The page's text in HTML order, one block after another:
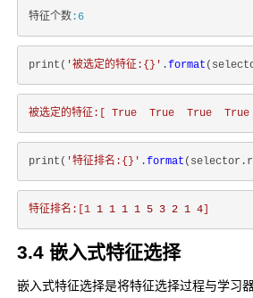
特征个数 :6
print( '被选定的特征:{}' .format
被选定的特征:[ True True True True
print( '特征排名:{}' .format
特征排名:[1 1 1 1 1 5 3 2 1 4
3.4 嵌入式特征选择
嵌入式特征选择是将特征选择过程与学习